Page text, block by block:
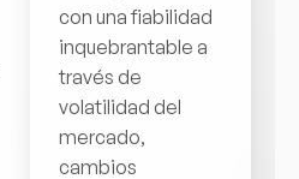
con una fiabilidad
inquebrantable a
través de
volatilidad del
mercado,
cambios